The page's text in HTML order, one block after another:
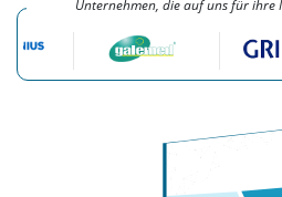
Unternehmen, die auf uns für